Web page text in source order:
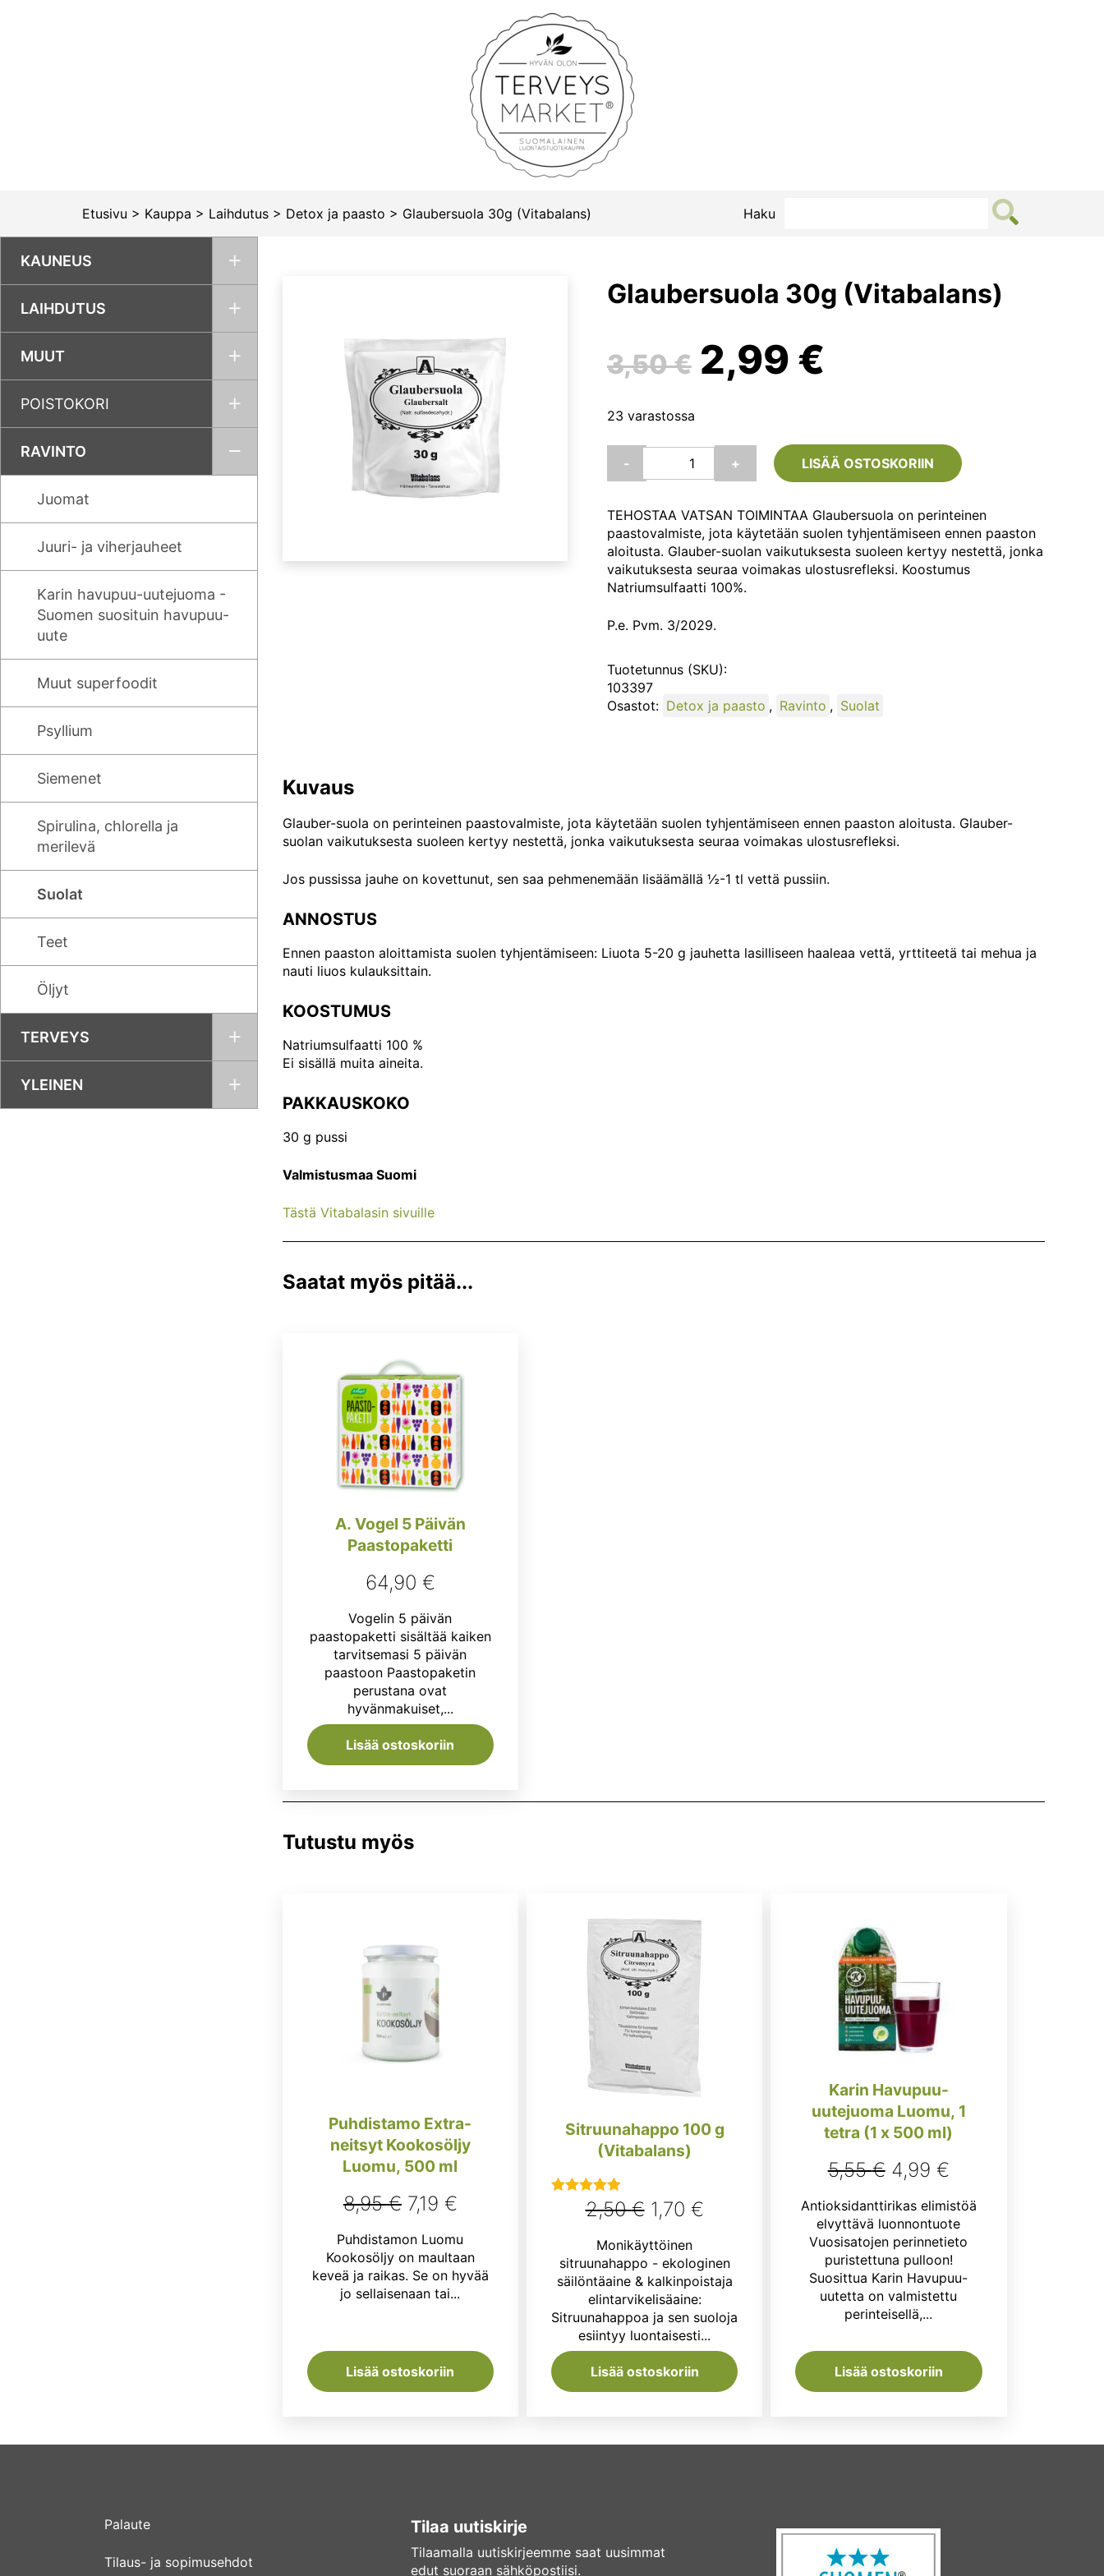
Terveysmarket
Etusivu > Kauppa > Laihdutus > Detox ja paasto > Glaubersuola 30g (Vitabalans) Haku
KAUNEUS
LAIHDUTUS
MUUT
POISTOKORI
RAVINTO
Juomat
Juuri- ja viherjauheet
Karin havupuu-uutejuoma -
Suomen suosituin havupuu-
uute
Muut superfoodit
Psyllium
Siemenet
Spirulina, chlorella ja
merilevä
Suolat
Teet
Öljyt
TERVEYS
YLEINEN
Glaubersuola 30g (Vitabalans)
3,50€ Alkuperäinen
oli:
3,50 €.
2,99 €
on:
2,99 €.
23 varastossa
-
Glaubersuola
määrä
+ LISÄÄ OSTOSKORIIN
TEHOSTAA VATSAN TOIMINTAA Glaubersuola on perinteinen
paastovalmiste, jota käytetään suolen tyhjentämiseen ennen paaston
aloitusta. Glauber-suolan vaikutuksesta suoleen kertyy nestettä, jonka
vaikutuksesta seuraa voimakas ulostusrefleksi. Koostumus
Natriumsulfaatti 100%.
P.e. Pvm. 3/2029.
Tuotetunnus (SKU):
103397
Osastot: Detox ja paasto , Ravinto , Suolat
Kuvaus
Glauber-suola on perinteinen paastovalmiste, jota käytetään suolen tyhjentämiseen ennen paaston aloitusta. Glauber-
suolan vaikutuksesta suoleen kertyy nestettä, jonka vaikutuksesta seuraa voimakas ulostusrefleksi.
Jos pussissa jauhe on kovettunut, sen saa pehmenemään lisäämällä ½-1 tl vettä pussiin.
ANNOSTUS
Ennen paaston aloittamista suolen tyhjentämiseen: Liuota 5-20 g jauhetta lasilliseen haaleaa vettä, yrttiteetä tai mehua ja
nauti liuos kulauksittain.
KOOSTUMUS
Natriumsulfaatti 100 %
Ei sisällä muita aineita.
PAKKAUSKOKO
30 g pussi
Valmistusmaa Suomi
Tästä Vitabalasin sivuille
Saatat myös pitää...
A. Vogel 5 Päivän
Paastopaketti
64,90 €
Vogelin 5 päivän
paastopaketti sisältää kaiken
tarvitsemasi 5 päivän
paastoon Paastopaketin
perustana ovat
hyvänmakuiset,...
Lisää ostoskoriin
Tutustu myös
Puhdistamo Extra-
neitsyt Kookosöljy
Luomu, 500 ml
8,95€ Alkuperäinen
hinta
oli:
8,95 €.
7,19 €Nykyinen
on:
7,19 €.
Puhdistamon Luomu
Kookosöljy on maultaan
keveä ja raikas. Se on hyvää
jo sellaisenaan tai...
Lisää ostoskoriin
Sitruunahappo 100 g
(Vitabalans)
Arvostelu
tuotteesta:
/ 5
2,50€ Alkuperäinen
hinta
oli:
2,50 €.
1,70 €Nykyinen
on:
1,70 €.
Monikäyttöinen
sitruunahappo - ekologinen
säilöntäaine & kalkinpoistaja
elintarvikelisäaine:
Sitruunahappoa ja sen suoloja
esiintyy luontaisesti...
Lisää ostoskoriin
Karin Havupuu-
uutejuoma Luomu, 1
tetra (1 x 500 ml)
5,55€ Alkuperäinen
hinta
oli:
5,55 €.
4,99 €Nykyinen
hinta
on:
4,99 €.
Antioksidanttirikas elimistöä
elvyttävä luonnontuote
Vuosisatojen perinnetieto
puristettuna pulloon!
Suosittua Karin Havupuu-
uutetta on valmistettu
perinteisellä,...
Lisää ostoskoriin
Palaute
Tilaus- ja sopimusehdot
Tilaa uutiskirje
Tilaamalla uutiskirjeemme saat uusimmat
edut suoraan sähköpostiisi.